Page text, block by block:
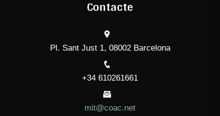
Contacte
Pl. Sant Just 1, 08002 Barcelona
+34 610261661
mit@coac.net